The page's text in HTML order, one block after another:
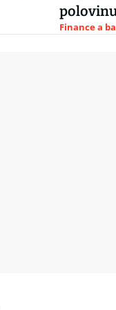
Finance a